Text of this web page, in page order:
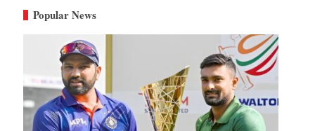
Popular News